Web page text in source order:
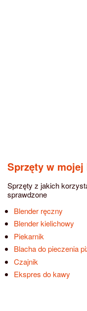
Sprzęty w mojej
Sprzęty z jakich
sprawdzone
Blender ręczny
Blender kielichowy
Piekarnik
Blacha do pieczenia
Czajnik
Ekspres do kawy